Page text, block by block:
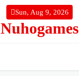
Sun, Aug 9, 2026
Nuhogames